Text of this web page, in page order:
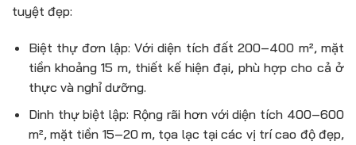
tuyệt đẹp:
Biệt thự đơn lập: Với diện tích đất 200–400 m², mặt
tiền khoảng 15 m, thiết kế hiện đại, phù hợp cho cả ở
thực và nghỉ dưỡng.
Dinh thự biệt lập: Rộng rãi hơn với diện tích 400–600
m², mặt tiền 15–20 m, tọa lạc tại các vị trí cao độ đẹp,